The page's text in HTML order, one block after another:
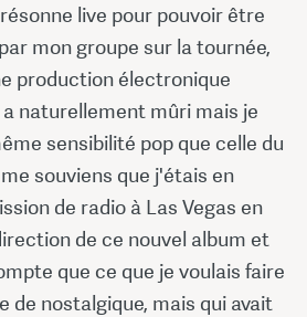
live pour pouvoir être
mon groupe sur la tournée,
production électronique
naturellement mûri mais je
sensibilité pop que celle du
souviens que j'étais en
de radio à Las Vegas en
de ce nouvel album et
que ce que je voulais faire
de nostalgique, mais qui avait